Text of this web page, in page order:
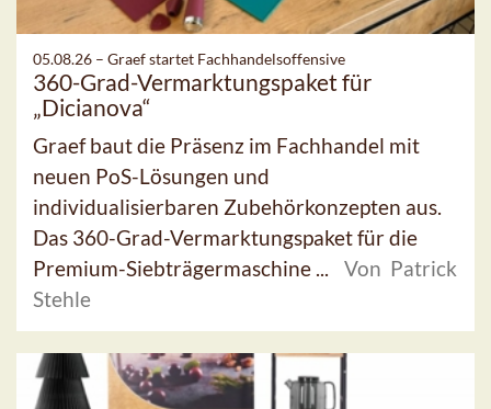
05.08.26 – Graef startet Fachhandelsoffensive
360-Grad-Vermarktungspaket für
„Dicianova“
Graef baut die Präsenz im Fachhandel mit
neuen PoS-Lösungen und
individualisierbaren Zubehörkonzepten aus.
Das 360-Grad-Vermarktungspaket für die
Premium-Siebträgermaschine ...
Von Patrick
Stehle